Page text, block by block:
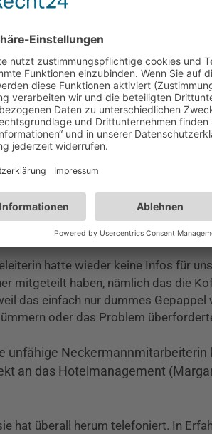
Kubareise war genau so teuer wie
öfters zur Rezeption gelaufen und
wir, als die Koffer am späten
an diesem Tag nicht zu erreichen und
Sprechzeit zu erscheinen um die
nur mit ihrem Reisevouchern herum
Sie wollte sich darum
mit irgenjemand um uns dann
selber. Wir wurden langsam mürbe
wurden.
hatte wieder keine Infos für
mitgeteilt haben, nämlich das die
das einfach nur dummes Gepappel
oder das Problem
unfähige Neckermannmitarbeiterin
an das Hotelmanagement
hat überall herum telefoniert. In